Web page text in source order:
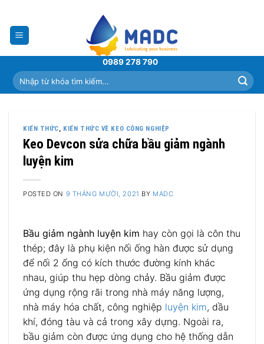
content
0989 278 790
Tìm
kiếm:
KIẾN THỨC, KIẾN THỨC VỀ KEO CÔNG NGHIỆP
Keo Devcon sửa chữa bầu giảm ngành
luyện kim
POSTED ON 9 THÁNG MƯỜI, 2021 BY MADC
Bầu giảm ngành luyện kim hay còn gọi là côn thu
thép; đây là phụ kiện nối ống hàn được sử dụng
để nối 2 ống có kích thước đường kính khác
nhau, giúp thu hẹp dòng chảy. Bầu giảm được
ứng dụng rộng rãi trong nhà máy năng lượng,
nhà máy hóa chất, công nghiệp luyện kim, dầu
khí, đóng tàu và cả trong xây dựng. Ngoài ra,
bầu giảm còn được ứng dụng cho hệ thống dẫn